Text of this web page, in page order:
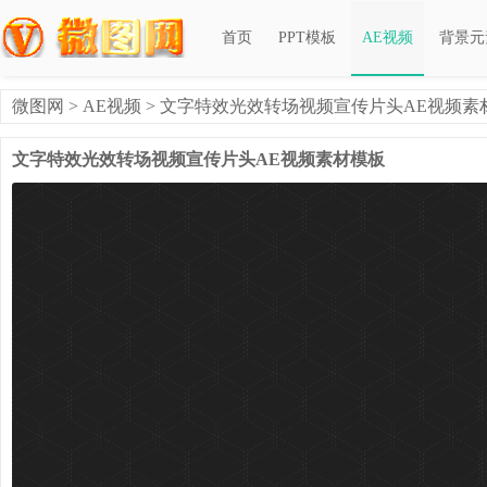
首页 PPT模板 AE视频 背景
微图网 > AE视频 > 文字特效光效转场视频宣传片头AE视频素
文字特效光效转场视频宣传片头AE视频素材模板